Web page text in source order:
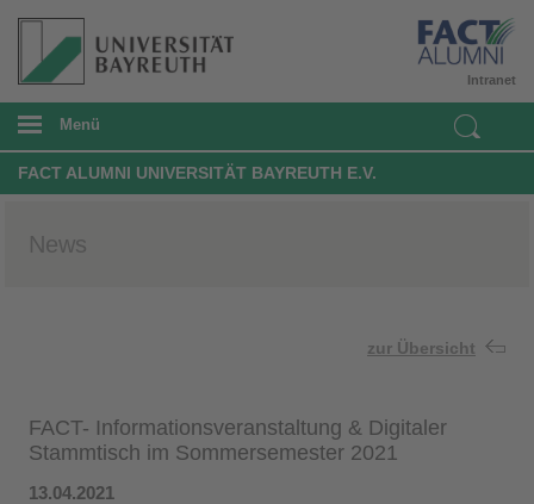
Intranet
Menü
FACT ALUMNI UNIVERSITÄT BAYREUTH E.V.
News
zur Übersicht
FACT- Informationsveranstaltung & Digitaler
Stammtisch im Sommersemester 2021
13.04.2021